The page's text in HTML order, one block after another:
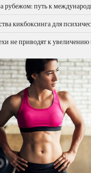
рубежом: путь к
кикбоксинга для
не приводят к увеличению